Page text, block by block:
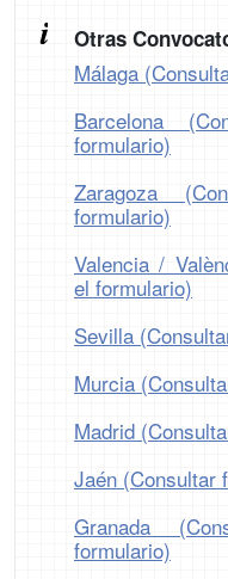
Otras
Málaga
Barcelona
formulario)
Zaragoza
formulario)
Valencia /
el formulario)
Sevilla
Murcia
Madrid
Jaén (Consultar
Granada
formulario)